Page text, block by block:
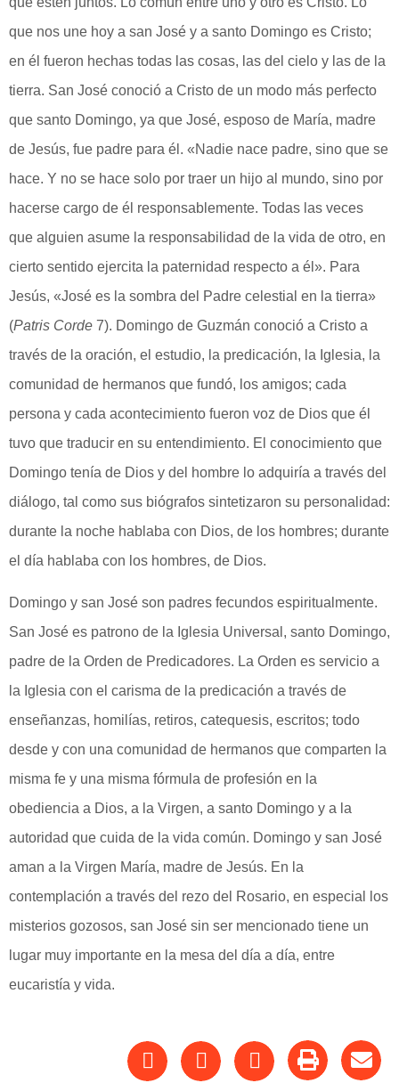
que nos une hoy a san José y a santo Domingo es Cristo;
en él fueron hechas todas las cosas, las del cielo y las de la
tierra. San José conoció a Cristo de un modo más perfecto
que santo Domingo, ya que José, esposo de María, madre
de Jesús, fue padre para él. «Nadie nace padre, sino que se
hace. Y no se hace solo por traer un hijo al mundo, sino por
hacerse cargo de él responsablemente. Todas las veces
que alguien asume la responsabilidad de la vida de otro, en
cierto sentido ejercita la paternidad respecto a él». Para
Jesús, «José es la sombra del Padre celestial en la tierra»
(Patris Corde 7). Domingo de Guzmán conoció a Cristo a
través de la oración, el estudio, la predicación, la Iglesia, la
comunidad de hermanos que fundó, los amigos; cada
persona y cada acontecimiento fueron voz de Dios que él
tuvo que traducir en su entendimiento. El conocimiento que
Domingo tenía de Dios y del hombre lo adquiría a través del
diálogo, tal como sus biógrafos sintetizaron su personalidad:
durante la noche hablaba con Dios, de los hombres; durante
el día hablaba con los hombres, de Dios.
Domingo y san José son padres fecundos espiritualmente.
San José es patrono de la Iglesia Universal, santo Domingo,
padre de la Orden de Predicadores. La Orden es servicio a
la Iglesia con el carisma de la predicación a través de
enseñanzas, homilías, retiros, catequesis, escritos; todo
desde y con una comunidad de hermanos que comparten la
misma fe y una misma fórmula de profesión en la
obediencia a Dios, a la Virgen, a santo Domingo y a la
autoridad que cuida de la vida común. Domingo y san José
aman a la Virgen María, madre de Jesús. En la
contemplación a través del rezo del Rosario, en especial los
misterios gozosos, san José sin ser mencionado tiene un
lugar muy importante en la mesa del día a día, entre
eucaristía y vida.